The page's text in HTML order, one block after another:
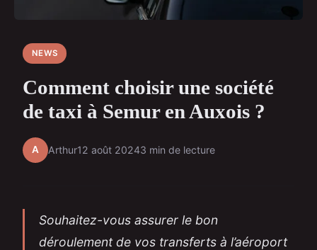
NEWS
Comment choisir une société
de taxi à Semur en Auxois ?
A Arthur12 août 20243 min de lecture
Souhaitez-vous assurer le bon
déroulement de vos transferts à l’aéroport